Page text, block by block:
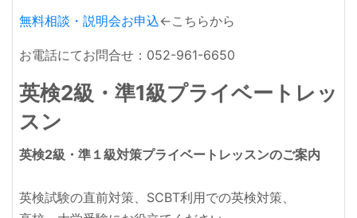
無料相談・説明会お申込←こちらから
お電話にてお問合せ：052-961-6650
英検2級・準1級プライベートレッ
スン
英検2級・準１級対策プライベートレッスンのご案内
英検試験の直前対策、SCBT利用での英検対策、